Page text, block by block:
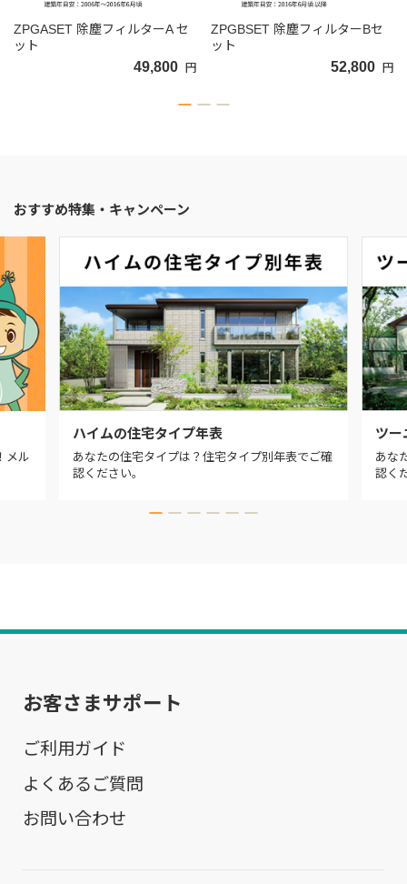
ZPGASET 除塵フィルターA セ
ット
49,800 円
ZPGBSET 除塵フィルターBセ
ット
52,800 円
おすすめ特集・キャンペーン
メル
ハイムの住宅タイプ年表
あなたの住宅タイプは？住宅タイプ別年表でご確
認ください。
ツー
あな
認く
お客さまサポート
ご利用ガイド
よくあるご質問
お問い合わせ